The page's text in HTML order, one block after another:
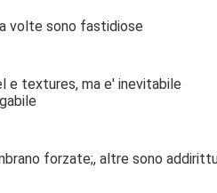
volte sono fastidiose
e textures, ma e' inevitabile
forzate;, altre sono